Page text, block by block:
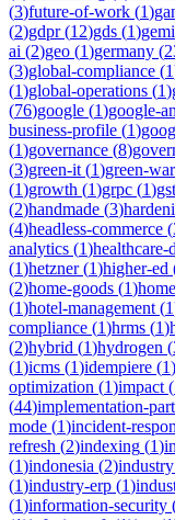
(3)future-of-work (1)
(2)gdpr(12)gds (1)
ai (2)geo (1)germany (
(3)global-compliance (1
(1)global-operations (1)
(76)google (1)google-
business-profile (1)
(1)governance (8)
(3)green-it (1)green-
(1)growth (1)grpc (1)gst
(2)handmade (3)
(4)headless-commerce (
analytics (1)healthcare-
(1)hetzner(1)higher-ed
(2)home-goods (1)
(1)hotel-management (1
compliance (1)hrms (1)
(2)hybrid (1)hydrogen (
(1)icms (1)idempiere (1)
optimization (1)impact (
(44)implementation-
mode (1)incident-
refresh (2)indexing (1)
(1)indonesia (2)industry
(1)industry-erp (1)
(1)information-security